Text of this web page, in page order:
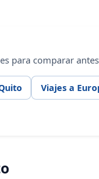
para comparar
Viajes a